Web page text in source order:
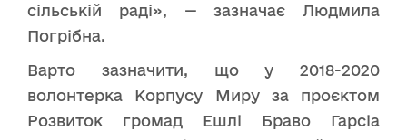
сільській раді», — зазначає Людмила
Погрібна.
Варто зазначити, що у 2018-2020
волонтерка Корпусу Миру за проєктом
Розвиток громад Ешлі Браво Гарсіа